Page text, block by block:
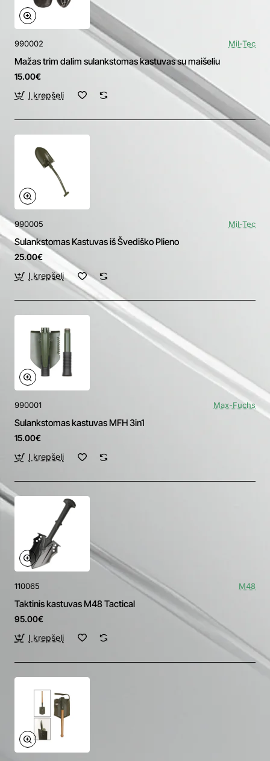
990002 Mil-Tec
Mažas trim dalim sulankstomas kastuvas su maišeliu
15.00€
Į krepšelį
990005 Mil-Tec
Sulankstomas Kastuvas iš Švediško Plieno
25.00€
Į krepšelį
990001 Max-Fuchs
Sulankstomas kastuvas MFH 3in1
15.00€
Į krepšelį
110065 M48
Taktinis kastuvas M48 Tactical
95.00€
Į krepšelį